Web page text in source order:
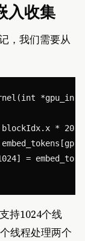
入收集
，我们需要从
*
=
持1024个线
线程处理两个